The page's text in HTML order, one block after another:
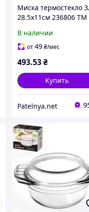
Миска термостекло
28.5х11см 236806 ТМ
В наличии
от49 ₴/мес
493.53 ₴
Купить
Patelnya.net